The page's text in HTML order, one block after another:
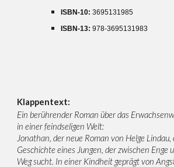
ISBN-10:3695131985
ISBN-13:978-3695131983
Klappentext:
Ein berührender Roman über das
in einer feindseligen Welt:
Jonathan, der neue Roman von Helge Lindau,
Geschichte eines Jungen, der zwischen Enge
Weg sucht. In einer Kindheit geprägt von